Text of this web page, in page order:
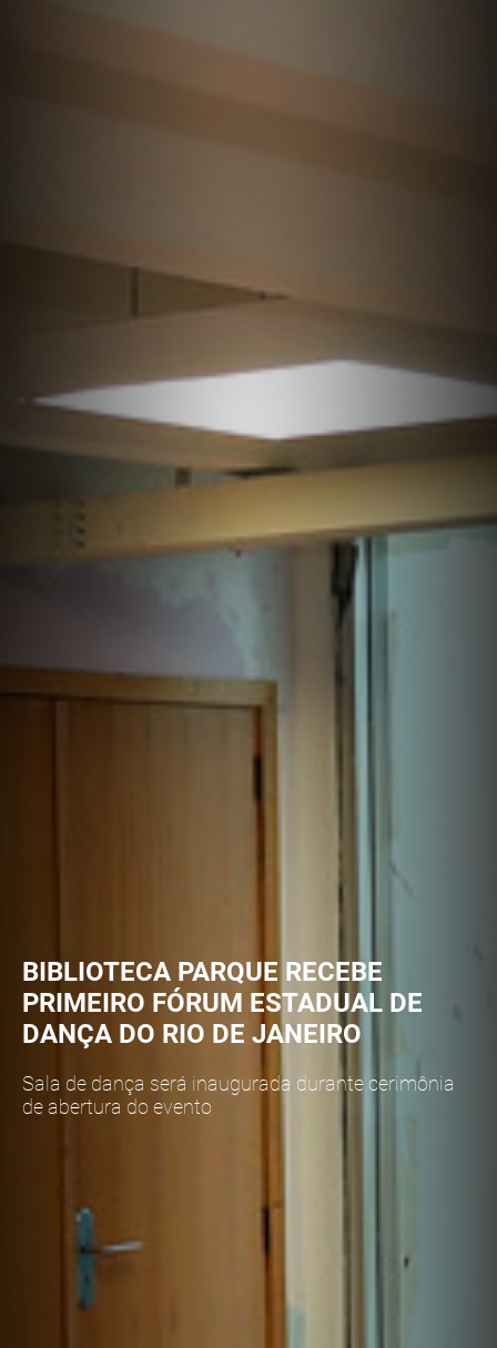
BIBLIOTECA PARQUE RECEBE
PRIMEIRO FÓRUM ESTADUAL DE
DANÇA DO RIO DE JANEIRO
Sala de dança será inaugurada durante cerimônia
de abertura do evento